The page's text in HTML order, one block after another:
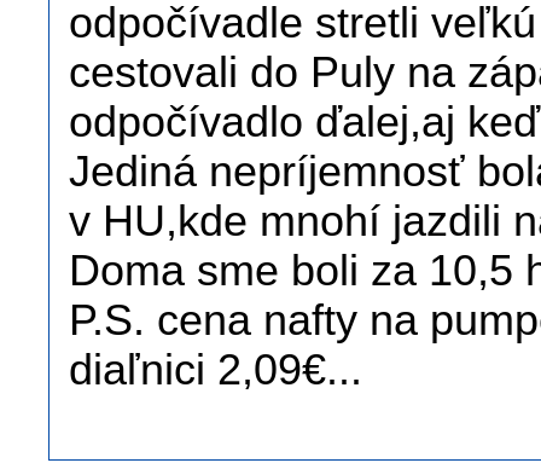
odpočívadle stretli
cestovali do Puly na
odpočívadlo ďalej,aj
Jediná nepríjemnosť
v HU,kde mnohí jazdili
Doma sme boli za 10,5
P.S. cena nafty na
diaľnici 2,09€...